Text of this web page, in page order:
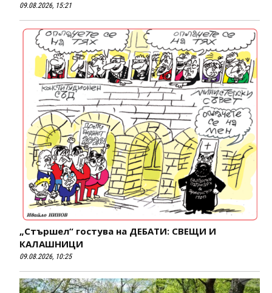
09.08.2026, 15:21
„Стършел“ гостува на ДЕБАТИ: СВЕЩИ И
КАЛАШНИЦИ
09.08.2026, 10:25